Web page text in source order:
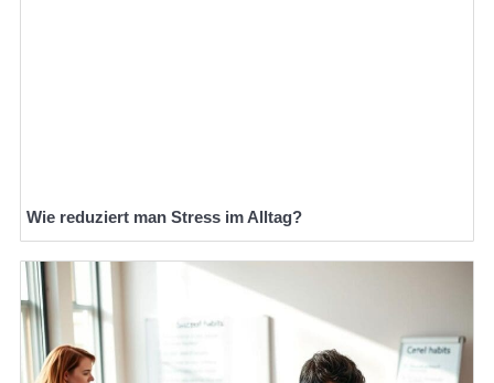
Wie reduziert man Stress im Alltag?